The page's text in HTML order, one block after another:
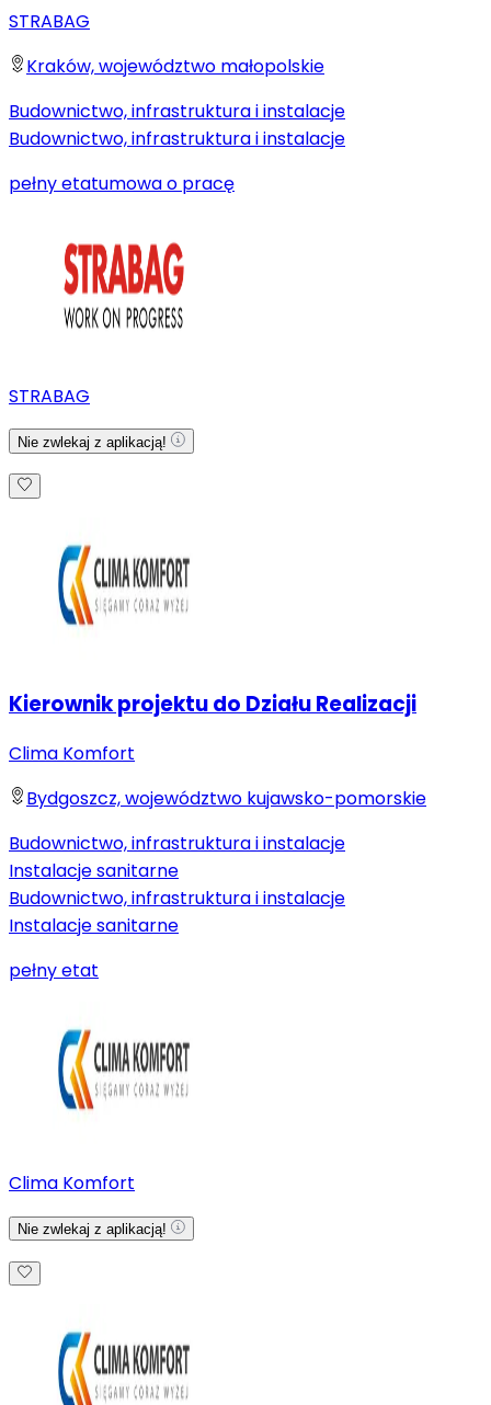
STRABAG
Kraków, województwo małopolskie
Budownictwo, infrastruktura i instalacje
Budownictwo, infrastruktura i instalacje
pełny etatumowa o pracę
STRABAG
Nie zwlekaj z aplikacją!
Kierownik projektu do Działu Realizacji
Clima Komfort
Bydgoszcz, województwo kujawsko-pomorskie
Budownictwo, infrastruktura i instalacje
Instalacje sanitarne
Budownictwo, infrastruktura i instalacje
Instalacje sanitarne
pełny etat
Clima Komfort
Nie zwlekaj z aplikacją!